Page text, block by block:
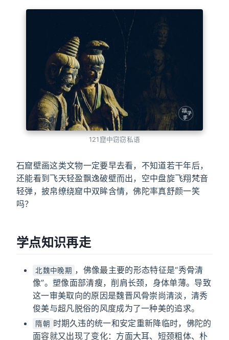
121窟中窃窃私语
石窟壁画这类文物一定要早去看，不知道若干年后，
还能看到飞天轻盈飘逸破壁而出，空中盘旋飞翔梵音
轻弹，披帛缭绕窟中双眸含情，佛陀率真舒颜一笑
吗？
学点知识再走
北魏中晚期 ，佛像最主要的形态特征是“秀骨清
像”。塑像面部清瘦，削肩长颈，身体单薄。导致
这一审美取向的原因是魏晋风骨崇尚清淡，清秀
俊美与超凡脱俗的风度成为了一种美的追求。
隋朝 时期久违的统一和安定重新降临时，佛陀的
面容就又出现了变化：方面大耳、短颈粗体、朴